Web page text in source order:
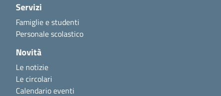
Servizi
Famiglie e studenti
Personale scolastico
Novità
Le notizie
Le circolari
Calendario eventi